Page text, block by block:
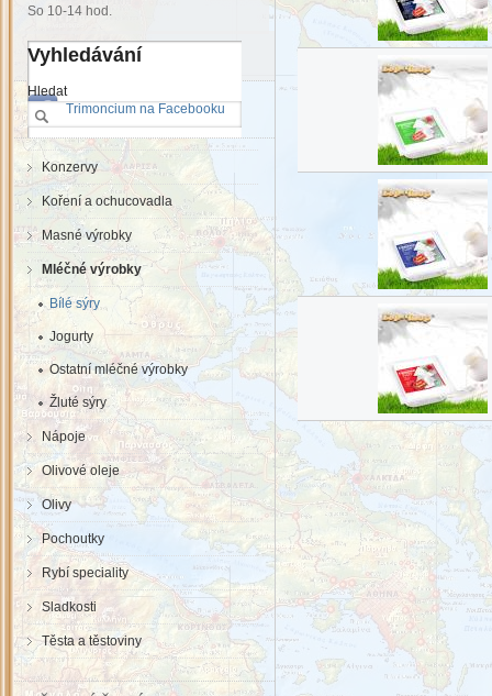
So 10-14 hod.
Vyhledávání
Hledat
Trimoncium na Facebooku
Konzervy
Koření a ochucovadla
Masné výrobky
Mléčné výrobky
Bílé sýry
Jogurty
Ostatní mléčné výrobky
Žluté sýry
Nápoje
Olivové oleje
Olivy
Pochoutky
Rybí speciality
Sladkosti
Těsta a těstoviny